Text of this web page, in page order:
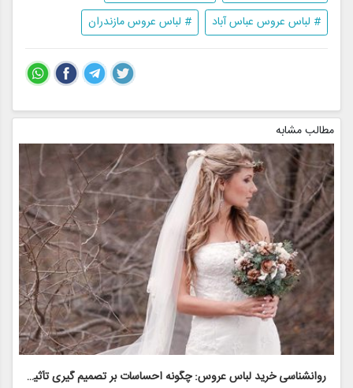
# لباس عروس عباس آباد
# لباس عروس مازندران
مطالب مشابه
روانشناسی خرید لباس عروس: چگونه احساسات بر تصمیم گیری تأثیر می گذارد